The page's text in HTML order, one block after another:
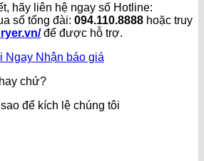
hãy liên hệ ngay số Hotline:
số tổng đài: 094.110.8888 hoặc truy
để được hỗ trợ.
Ngay Nhận báo giá
chứ?
để kích lệ chúng tôi